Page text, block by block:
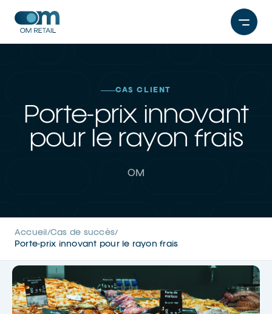
CAS CLIENT
Porte-prix innovant
pour le rayon frais
OM
Accueil /Cas de succès/
Porte-prix innovant pour le rayon frais